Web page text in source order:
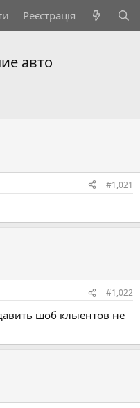
Реєстрація
авто
#1,021
#1,022
шоб клыентов не